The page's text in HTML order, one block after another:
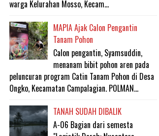
warga Kelurahan Mosso, Kecam...
MAPIA Ajak Calon Pengantin
Tanam Pohon
Calon pengantin, Syamsuddin,
menanam bibit pohon aren pada
peluncuran program Catin Tanam Pohon di Desa
Ongko, Kecamatan Campalagian. POLMAN...
TANAH SUDAH DIBALIK
A-06 Bagian dari semesta